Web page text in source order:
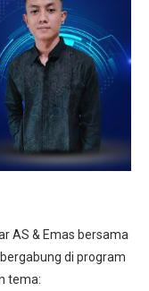
AS & Emas bersama
di program
tema: